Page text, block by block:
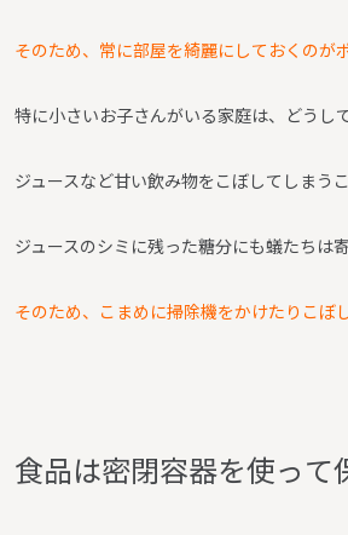
そのため、常に部屋を綺麗にしておくのが
特に小さいお子さんがいる家庭は、どうし
ジュースなど甘い飲み物をこぼしてしまう
ジュースのシミに残った糖分にも蟻たちは
そのため、こまめに掃除機をかけたりこぼ
食品は密閉容器を使って